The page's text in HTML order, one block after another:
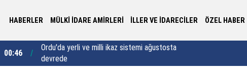
HABERLER MÜLKİ İDARE AMİRLERİ İLLER VE İDARECİLER ÖZEL HABER
23:38
Rize’de 50 öğrenci kapasiteli yatılı kız Kur’an Kursu
için imzalar atıldı